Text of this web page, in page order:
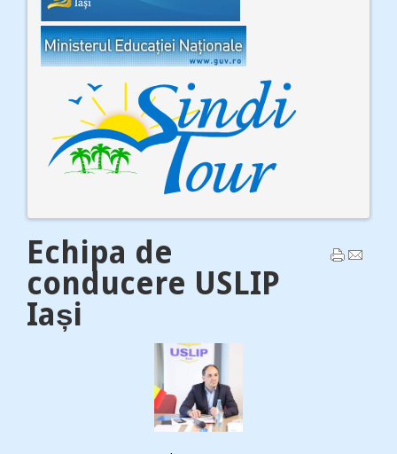
Echipa de
conducere USLIP
Iași